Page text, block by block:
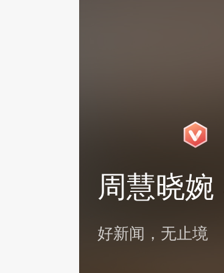
周慧晓婉
好新闻，无止境